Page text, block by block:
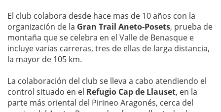
El club colabora desde hace mas de 10 años con la
organización de la Gran Trail Aneto-Posets, prueba de
montaña que se celebra en el Valle de Benasque e
incluye varias carreras, tres de ellas de larga distancia,
la mayor de 105 km.
La colaboración del club se lleva a cabo atendiendo el
control situado en el Refugio Cap de Llauset, en la
parte más oriental del Pirineo Aragonés, cerca del